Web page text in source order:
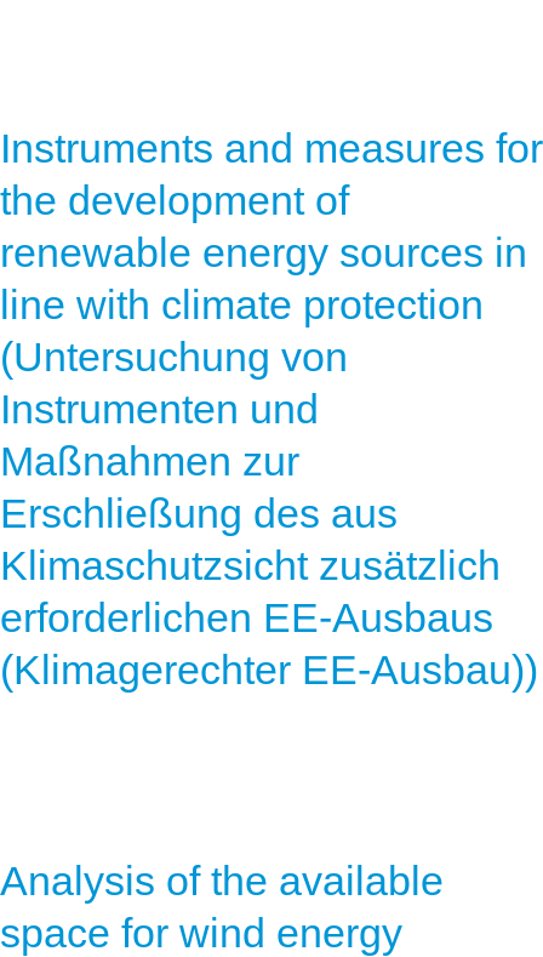
Instruments and measures for
the development of
renewable energy sources in
line with climate protection
(Untersuchung von
Instrumenten und
Maßnahmen zur
Erschließung des aus
Klimaschutzsicht zusätzlich
erforderlichen EE-Ausbaus
(Klimagerechter EE-Ausbau))
Analysis of the available
space for wind energy